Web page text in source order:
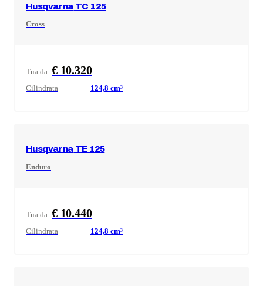
Husqvarna TC 125
Cross
Tua da € 10.320
Cilindrata 124,8 cm³
Husqvarna TE 125
Enduro
Tua da € 10.440
Cilindrata 124,8 cm³